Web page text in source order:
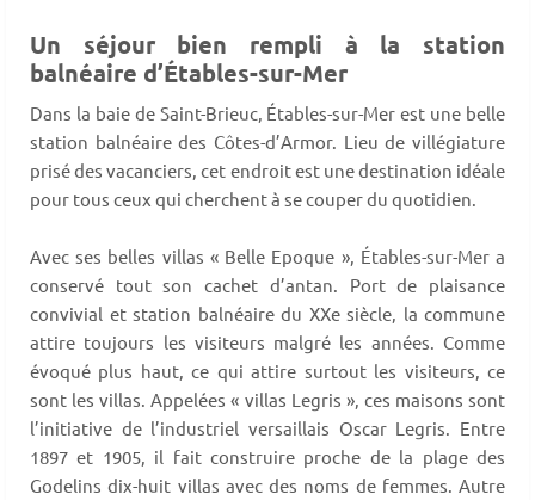
Un séjour bien rempli à la station
balnéaire d’Étables-sur-Mer
Dans la baie de Saint-Brieuc, Étables-sur-Mer est une belle
station balnéaire des Côtes-d’Armor. Lieu de villégiature
prisé des vacanciers, cet endroit est une destination idéale
pour tous ceux qui cherchent à se couper du quotidien.
Avec ses belles villas « Belle Epoque », Étables-sur-Mer a
conservé tout son cachet d’antan. Port de plaisance
convivial et station balnéaire du XXe siècle, la commune
attire toujours les visiteurs malgré les années. Comme
évoqué plus haut, ce qui attire surtout les visiteurs, ce
sont les villas. Appelées « villas Legris », ces maisons sont
l’initiative de l’industriel versaillais Oscar Legris. Entre
1897 et 1905, il fait construire proche de la plage des
Godelins dix-huit villas avec des noms de femmes. Autre